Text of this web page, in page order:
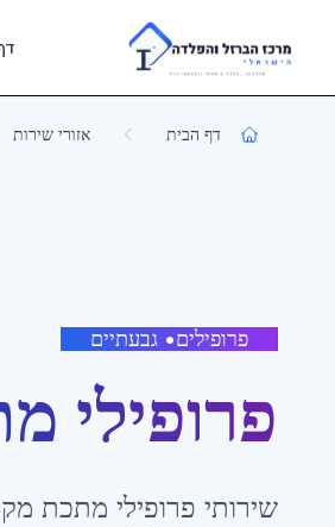
Skip to main content
דף הבית אזורי שירות
פרופילים• גבעתיים
פרופילי
שירותי פרופילי מתכת